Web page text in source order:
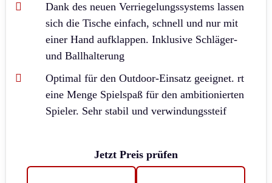
Dank des neuen Verriegelungssystems lassen
sich die Tische einfach, schnell und nur mit
einer Hand aufklappen. Inklusive Schläger-
und Ballhalterung
Optimal für den Outdoor-Einsatz geeignet. rt
eine Menge Spielspaß für den ambitionierten
Spieler. Sehr stabil und verwindungssteif
Jetzt Preis prüfen